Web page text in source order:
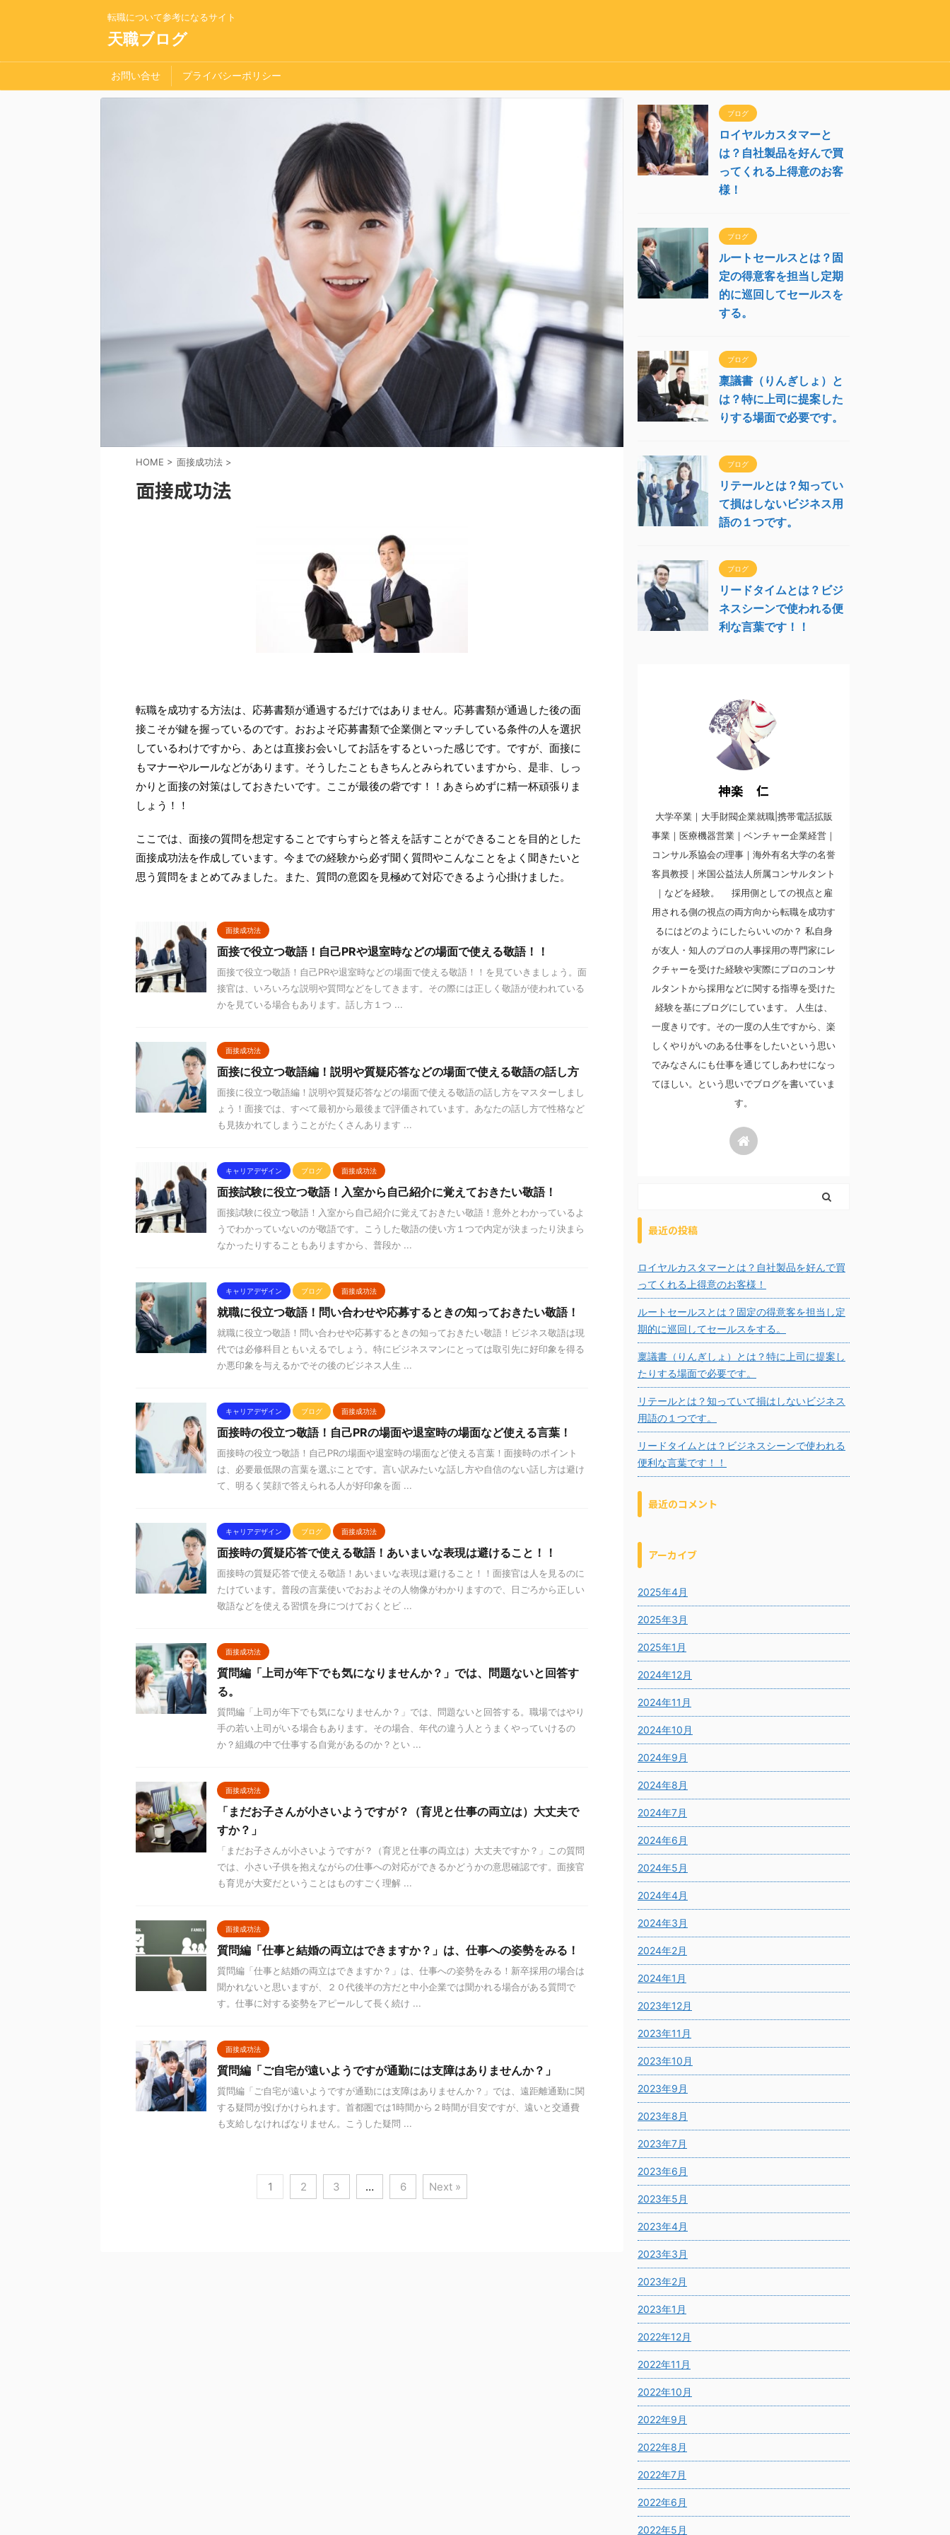
転職について参考になるサイト
天職ブログ
お問い合せ プライバシーポリシー
HOME > 面接成功法 >
面接成功法
転職を成功する方法は、応募書類が通過するだけではありません。応募書類が通過した後の面
接こそが鍵を握っているのです。おおよそ応募書類で企業側とマッチしている条件の人を選択
しているわけですから、あとは直接お会いしてお話をするといった感じです。ですが、面接に
もマナーやルールなどがあります。そうしたこともきちんとみられていますから、是非、しっ
かりと面接の対策はしておきたいです。ここが最後の砦です！！あきらめずに精一杯頑張りま
しょう！！
ここでは、面接の質問を想定することですらすらと答えを話すことができることを目的とした
面接成功法を作成しています。今までの経験から必ず聞く質問やこんなことをよく聞きたいと
思う質問をまとめてみました。また、質問の意図を見極めて対応できるよう心掛けました。
面接成功法
面接で役立つ敬語！自己PRや退室時などの場面で使える敬語！！
面接で役立つ敬語！自己PRや退室時などの場面で使える敬語！！を見ていきましょう。面
接官は、いろいろな説明や質問などをしてきます。その際には正しく敬語が使われている
かを見ている場合もあります。話し方１つ ...
面接成功法
面接に役立つ敬語編！説明や質疑応答などの場面で使える敬語の話し方
面接に役立つ敬語編！説明や質疑応答などの場面で使える敬語の話し方をマスターしまし
ょう！面接では、すべて最初から最後まで評価されています。あなたの話し方で性格など
も見抜かれてしまうことがたくさんあります ...
キャリアデザイン ブログ 面接成功法
面接試験に役立つ敬語！入室から自己紹介に覚えておきたい敬語！
面接試験に役立つ敬語！入室から自己紹介に覚えておきたい敬語！意外とわかっているよ
うでわかっていないのが敬語です。こうした敬語の使い方１つで内定が決まったり決まら
なかったりすることもありますから、普段か ...
キャリアデザイン ブログ 面接成功法
就職に役立つ敬語！問い合わせや応募するときの知っておきたい敬語！
就職に役立つ敬語！問い合わせや応募するときの知っておきたい敬語！ビジネス敬語は現
代では必修科目ともいえるでしょう。特にビジネスマンにとっては取引先に好印象を得る
か悪印象を与えるかでその後のビジネス人生 ...
キャリアデザイン ブログ 面接成功法
面接時の役立つ敬語！自己PRの場面や退室時の場面など使える言葉！
面接時の役立つ敬語！自己PRの場面や退室時の場面など使える言葉！面接時のポイント
は、必要最低限の言葉を選ぶことです。言い訳みたいな話し方や自信のない話し方は避け
て、明るく笑顔で答えられる人が好印象を面 ...
キャリアデザイン ブログ 面接成功法
面接時の質疑応答で使える敬語！あいまいな表現は避けること！！
面接時の質疑応答で使える敬語！あいまいな表現は避けること！！面接官は人を見るのに
たけています。普段の言葉使いでおおよその人物像がわかりますので、日ごろから正しい
敬語などを使える習慣を身につけておくとビ ...
面接成功法
質問編「上司が年下でも気になりませんか？」では、問題ないと回答す
る。
質問編「上司が年下でも気になりませんか？」では、問題ないと回答する。職場ではやり
手の若い上司がいる場合もあります。その場合、年代の違う人とうまくやっていけるの
か？組織の中で仕事する自覚があるのか？とい ...
面接成功法
「まだお子さんが小さいようですが？（育児と仕事の両立は）大丈夫で
すか？」
「まだお子さんが小さいようですが？（育児と仕事の両立は）大丈夫ですか？」この質問
では、小さい子供を抱えながらの仕事への対応ができるかどうかの意思確認です。面接官
も育児が大変だということはものすごく理解 ...
面接成功法
質問編「仕事と結婚の両立はできますか？」は、仕事への姿勢をみる！
質問編「仕事と結婚の両立はできますか？」は、仕事への姿勢をみる！新卒採用の場合は
聞かれないと思いますが、２０代後半の方だと中小企業では聞かれる場合がある質問で
す。仕事に対する姿勢をアピールして長く続け ...
面接成功法
質問編「ご自宅が遠いようですが通勤には支障はありませんか？」
質問編「ご自宅が遠いようですが通勤には支障はありませんか？」では、遠距離通勤に関
する疑問が投げかけられます。首都圏では1時間から２時間が目安ですが、遠いと交通費
も支給しなければなりません。こうした疑問 ...
1 2 3 … 6 Next »
ブログ
ロイヤルカスタマーと
は？自社製品を好んで買
ってくれる上得意のお客
様！
ブログ
ルートセールスとは？固
定の得意客を担当し定期
的に巡回してセールスを
する。
ブログ
稟議書（りんぎしょ）と
は？特に上司に提案した
りする場面で必要です。
ブログ
リテールとは？知ってい
て損はしないビジネス用
語の１つです。
ブログ
リードタイムとは？ビジ
ネスシーンで使われる便
利な言葉です！！
神楽 仁
大学卒業｜大手財閥企業就職|携帯電話拡販
事業｜医療機器営業｜ベンチャー企業経営｜
コンサル系協会の理事｜海外有名大学の名誉
客員教授｜米国公益法人所属コンサルタント
｜などを経験。 採用側としての視点と雇
用される側の視点の両方向から転職を成功す
るにはどのようにしたらいいのか？ 私自身
が友人・知人のプロの人事採用の専門家にレ
クチャーを受けた経験や実際にプロのコンサ
ルタントから採用などに関する指導を受けた
経験を基にブログにしています。 人生は、
一度きりです。その一度の人生ですから、楽
しくやりがいのある仕事をしたいという思い
でみなさんにも仕事を通じてしあわせになっ
てほしい。という思いでブログを書いていま
す。
最近の投稿
ロイヤルカスタマーとは？自社製品を好んで買
ってくれる上得意のお客様！
ルートセールスとは？固定の得意客を担当し定
期的に巡回してセールスをする。
稟議書（りんぎしょ）とは？特に上司に提案し
たりする場面で必要です。
リテールとは？知っていて損はしないビジネス
用語の１つです。
リードタイムとは？ビジネスシーンで使われる
便利な言葉です！！
最近のコメント
アーカイブ
2025年4月
2025年3月
2025年1月
2024年12月
2024年11月
2024年10月
2024年9月
2024年8月
2024年7月
2024年6月
2024年5月
2024年4月
2024年3月
2024年2月
2024年1月
2023年12月
2023年11月
2023年10月
2023年9月
2023年8月
2023年7月
2023年6月
2023年5月
2023年4月
2023年3月
2023年2月
2023年1月
2022年12月
2022年11月
2022年10月
2022年9月
2022年8月
2022年7月
2022年6月
2022年5月